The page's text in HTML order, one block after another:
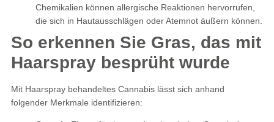
Chemikalien können allergische Reaktionen hervorrufen,
die sich in Hautausschlägen oder Atemnot äußern können.
So erkennen Sie Gras, das mit
Haarspray besprüht wurde
Mit Haarspray behandeltes Cannabis lässt sich anhand
folgender Merkmale identifizieren: